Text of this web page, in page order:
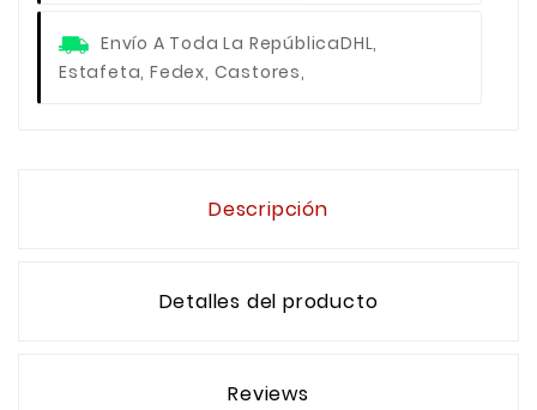
Envío A Toda La RepúblicaDHL,
Estafeta, Fedex, Castores,
Descripción
Detalles del producto
Reviews